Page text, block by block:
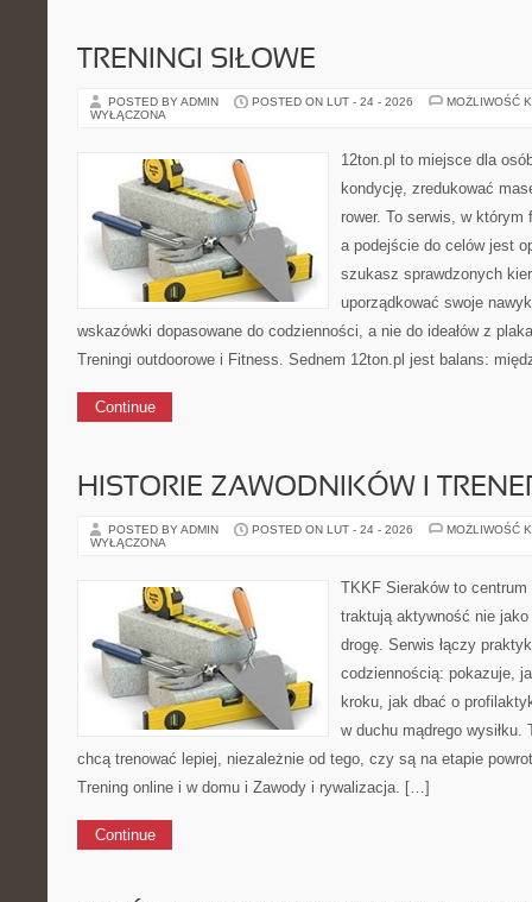
TRENINGI SIŁOWE
POSTED BY ADMIN POSTED ON LUT - 24 - 2026
MOŻLIWOŚĆ
WYŁĄCZONA
12ton.pl to miejsce dla
kondycję, zredukować
rower. To serwis, w
a podejście do celów jest
szukasz sprawdzonych
uporządkować swoje
wskazówki dopasowane do codzienności, a nie do ideałów z
Treningi outdoorowe i Fitness. Sednem 12ton.pl jest balans:
Continue
HISTORIE ZAWODNIKÓW I
POSTED BY ADMIN POSTED ON LUT - 24 - 2026
MOŻLIWOŚĆ
WYŁĄCZONA
TKKF Sieraków to
traktują aktywność nie
drogę. Serwis łączy
codziennością: pokazuje,
kroku, jak dbać o
w duchu mądrego
chcą trenować lepiej, niezależnie od tego, czy są na etapie
Trening online i w domu i Zawody i rywalizacja. […]
Continue